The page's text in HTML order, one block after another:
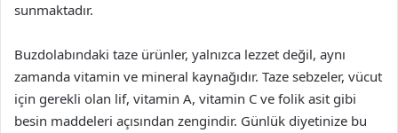
sunmaktadır.
Buzdolabındaki taze ürünler, yalnızca lezzet değil, aynı
zamanda vitamin ve mineral kaynağıdır. Taze sebzeler, vücut
için gerekli olan lif, vitamin A, vitamin C ve folik asit gibi
besin maddeleri açısından zengindir. Günlük diyetinize bu